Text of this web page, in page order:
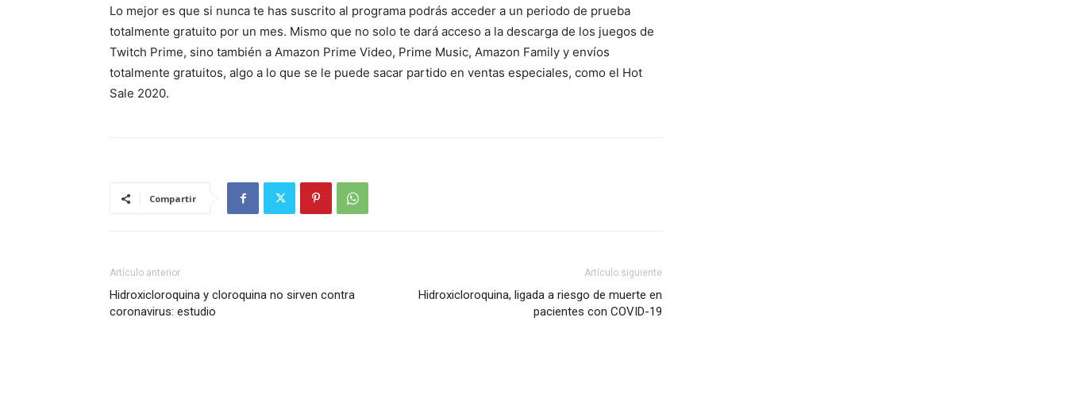
Lo mejor es que si nunca te has suscrito al programa podrás acceder a un periodo de prueba
totalmente gratuito por un mes. Mismo que no solo te dará acceso a la descarga de los juegos de
Twitch Prime, sino también a Amazon Prime Video, Prime Music, Amazon Family y envíos
totalmente gratuitos, algo a lo que se le puede sacar partido en ventas especiales, como el Hot
Sale 2020.
Compartir
Artículo anterior
Hidroxicloroquina y cloroquina no sirven contra
coronavirus: estudio
Artículo siguiente
Hidroxicloroquina, ligada a riesgo de muerte en
pacientes con COVID-19